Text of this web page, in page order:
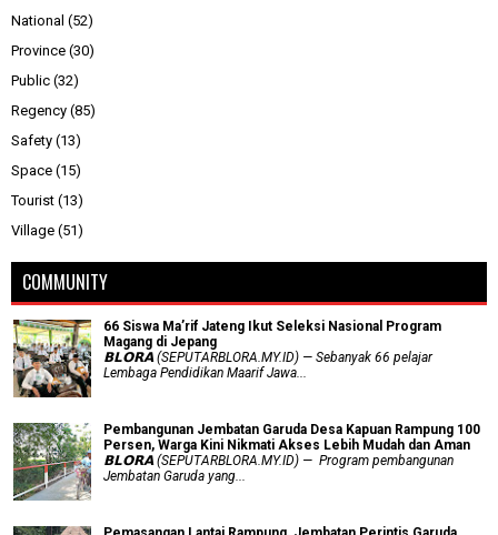
National (52)
Province (30)
Public (32)
Regency (85)
Safety (13)
Space (15)
Tourist (13)
Village (51)
COMMUNITY
66 Siswa Ma’rif Jateng Ikut Seleksi Nasional Program
Magang di Jepang
𝗕𝗟𝗢𝗥𝗔 (SEPUTARBLORA.MY.ID) — Sebanyak 66 pelajar
Lembaga Pendidikan Maarif Jawa...
Pembangunan Jembatan Garuda Desa Kapuan Rampung 100
Persen, Warga Kini Nikmati Akses Lebih Mudah dan Aman
𝗕𝗟𝗢𝗥𝗔 (SEPUTARBLORA.MY.ID) — Program pembangunan
Jembatan Garuda yang...